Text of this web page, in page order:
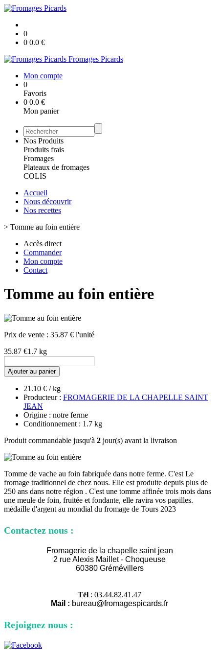
0
0 0.0 €
Fromages Picards
Mon compte
0
Favoris
0 0.0 €
Mon panier
Nos Produits
Produits frais
Fromages
Plateaux de fromages
COLIS
Accueil
Nous découvrir
Nos recettes
> Tomme au foin entière
Accès direct
Commander
Mon compte
Contact
Tomme au foin entière
Prix de vente : 35.87 € l'unité
35.87 €1.7 kg
Ajouter au panier
21.10 € / kg
Producteur : FROMAGERIE DE LA CHAPELLE SAINT
JEAN
Origine : notre ferme
Conditionnement : 1.7 kg
Produit commandable jusqu'à 2 jour(s) avant la livraison
Tomme de vache au foin fabriquée dans notre ferme. C'est Le
fromage traditionnel de chez nous. Elle est produite depuis plus de
250 ans dans notre région . C'est une tomme affinée trois mois dans
une meule de foin, fruitée et fondante, elle ravira vos papilles.
médaille d'argent au mondial du fromage de Tours 2023
Contactez nous :
Fromagerie de la chapelle saint jean
2 rue Alexis Maillet - Choqueuse
60380 Grémévillers
Tél : 03.44.82.41.47
Mail : bureau@fromagespicards.fr
Rejoignez nous :